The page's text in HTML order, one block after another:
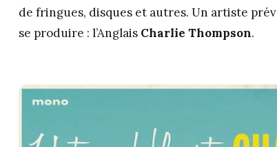
de fringues, disques et autres. Un artiste
se produire : l’Anglais Charlie Thompson.